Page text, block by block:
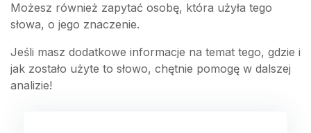
Możesz również zapytać osobę, która użyła tego
słowa, o jego znaczenie.
Jeśli masz dodatkowe informacje na temat tego, gdzie i
jak zostało użyte to słowo, chętnie pomogę w dalszej
analizie!